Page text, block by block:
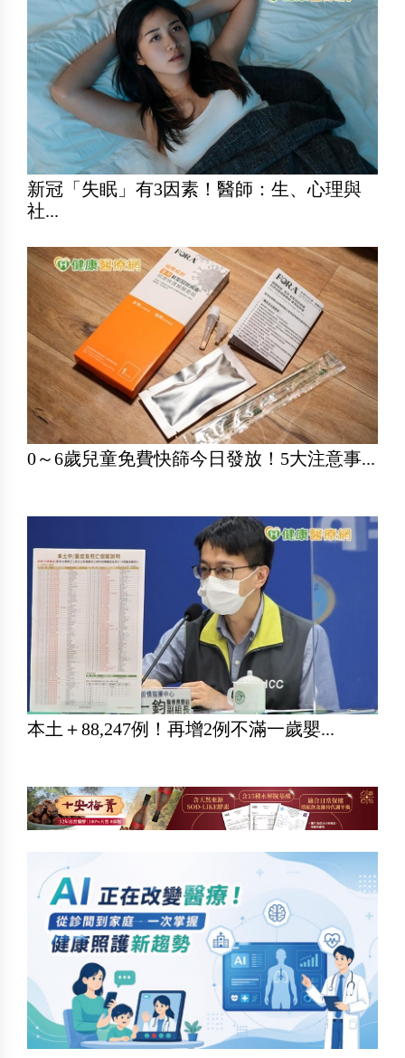
新冠「失眠」有3因素！醫師：生、心理與
社...
0～6歲兒童免費快篩今日發放！5大注意事...
本土＋88,247例！再增2例不滿一歲嬰...